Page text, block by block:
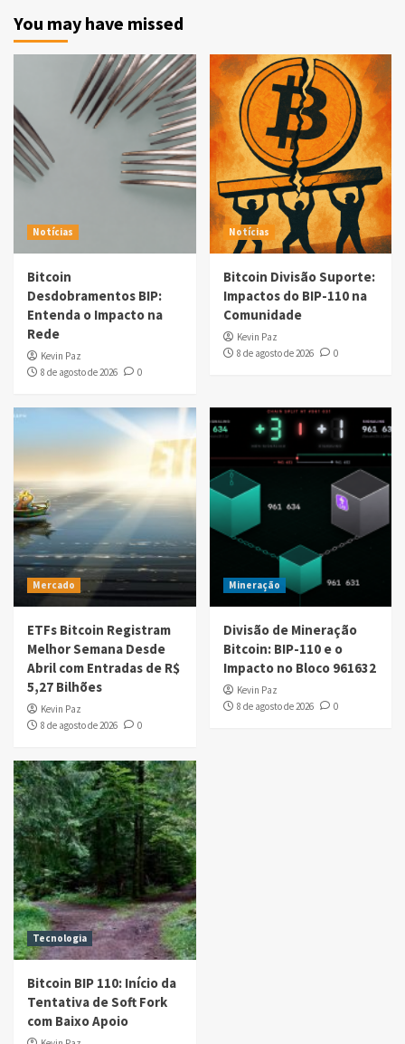
You may have missed
Notícias
Bitcoin
Desdobramentos BIP:
Entenda o Impacto na
Rede
Kevin Paz
8 de agosto de 2026
0
Notícias
Bitcoin Divisão Suporte:
Impactos do BIP-110 na
Comunidade
Kevin Paz
8 de agosto de 2026
0
Mercado
ETFs Bitcoin Registram
Melhor Semana Desde
Abril com Entradas de R$
5,27 Bilhões
Kevin Paz
8 de agosto de 2026
0
Mineração
Divisão de Mineração
Bitcoin: BIP-110 e o
Impacto no Bloco 961632
Kevin Paz
8 de agosto de 2026
0
Tecnologia
Bitcoin BIP 110: Início da
Tentativa de Soft Fork
com Baixo Apoio